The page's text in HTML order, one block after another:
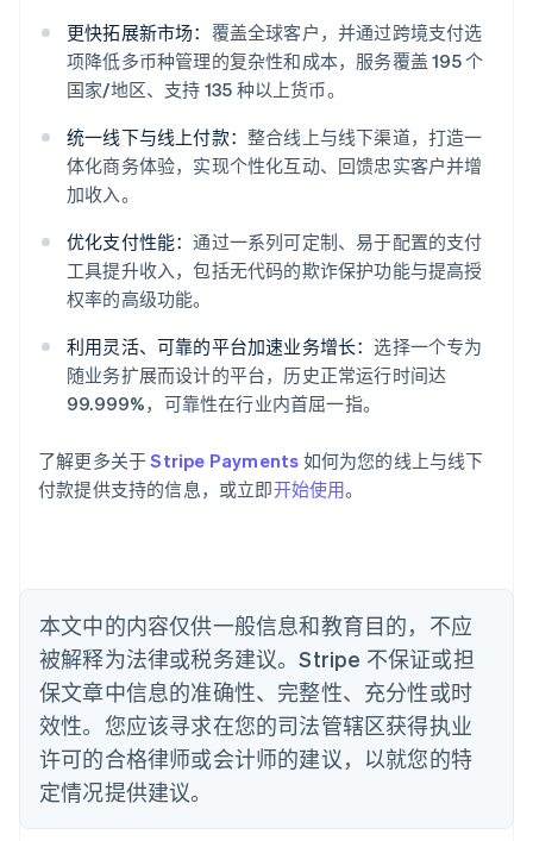
更快拓展新市场： 覆盖全球客户，并通过跨境支付选
项降低多币种管理的复杂性和成本，服务覆盖 195 个
国家/地区、支持 135 种以上货币。
统一线下与线上付款： 整合线上与线下渠道，打造一
体化商务体验，实现个性化互动、回馈忠实客户并增
加收入。
优化支付性能：通过一系列可定制、易于配置的支付
工具提升收入，包括无代码的欺诈保护功能与提高授
权率的高级功能。
利用灵活、可靠的平台加速业务增长：选择一个专为
随业务扩展而设计的平台，历史正常运行时间达
99.999%，可靠性在行业内首屈一指。
了解更多关于Stripe Payments 如何为您的线上与线下
付款提供支持的信息，或立即开始使用。
本文中的内容仅供一般信息和教育目的，不应
被解释为法律或税务建议。Stripe 不保证或担
保文章中信息的准确性、完整性、充分性或时
效性。您应该寻求在您的司法管辖区获得执业
许可的合格律师或会计师的建议，以就您的特
定情况提供建议。
English
爱尔兰
English
English
奥地利
Deutsch English
澳大利亚
巴西
PortuguêsEnglish
English
丹麦
English
德国
DeutschEnglish
法国
FrançaisEnglish
芬兰
EnglishSvenska